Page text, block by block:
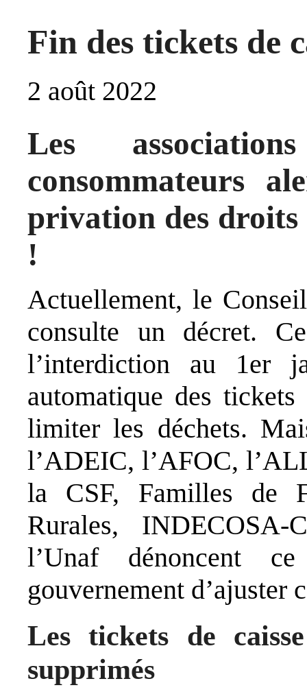
Fin des tickets de
2 août 2022
Les
consommateurs
privation des droits
!
Actuellement, le
consulte un décret.
l’interdiction au 1er
automatique des
limiter les déchets.
l’ADEIC, l’AFOC,
la CSF, Familles de
Rurales,
l’Unaf dénoncent
gouvernement d’ajuster
Les tickets de
supprimés